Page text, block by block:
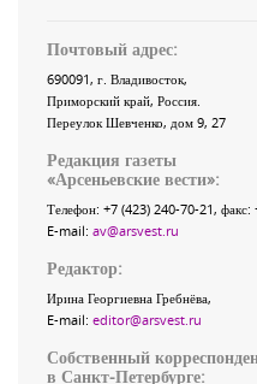
Почтовый адрес:
690091, г. Владивосток,
Приморский край, Россия
Переулок Шевченко, дом 9, 27
Редакция газеты
«Арсеньевские вести»:
Телефон: +7 (423) 240-70-21, факс:
E-mail: av@arsvest.ru
Редактор:
Ирина Георгиевна Гребнёва,
E-mail: editor@arsvest.ru
Собственный
в Санкт-Петербурге: